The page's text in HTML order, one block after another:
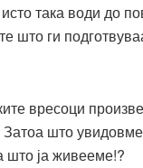
така води до
што ги
вресоци
што
што ја живееме!?